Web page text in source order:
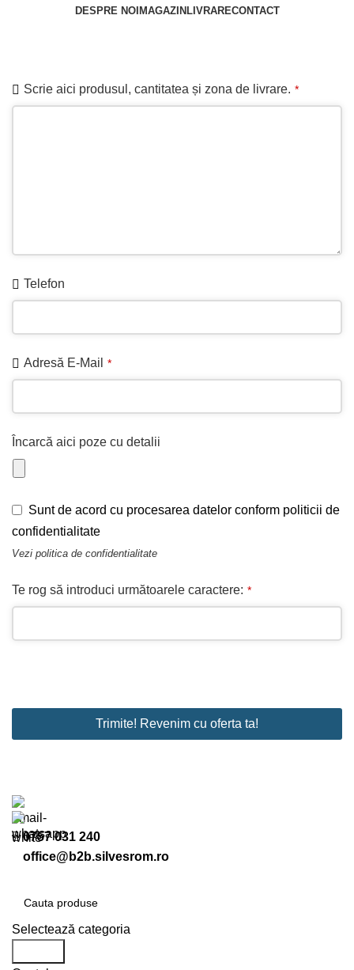
DESPRE NOI MAGAZIN LIVRARECONTACT
Scrie aici produsul, cantitatea și zona de livrare. *
Telefon
Adresă E-Mail *
Email *
Încarcă aici poze cu detalii
Sunt de acord cu procesarea datelor conform politicii de
confidentialitate
Vezi politica de confidentialitate
Te rog să introduci următoarele caractere: *
Trimite! Revenim cu oferta ta!
0757 031 240
office@b2b.silvesrom.ro
Selectează categoria